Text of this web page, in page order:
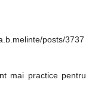
posts/3737
mai practice pentru